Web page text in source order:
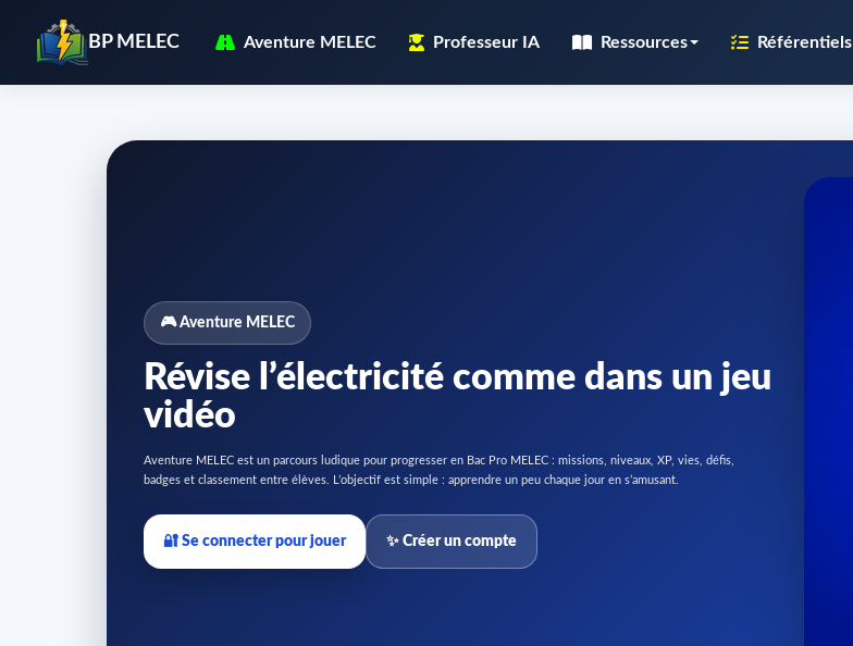
BP MELEC Aventure MELEC Professeur IA Ressources Référentiels
🎮 Aventure MELEC
Révise l’électricité comme dans un jeu
vidéo
Aventure MELEC est un parcours ludique pour progresser en Bac Pro MELEC : missions, niveaux, XP, vies, défis,
badges et classement entre élèves. L’objectif est simple : apprendre un peu chaque jour en s’amusant.
🔐 Se connecter pour jouer ✨ Créer un compte